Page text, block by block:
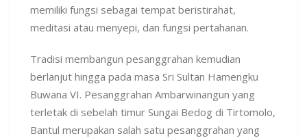
memiliki fungsi sebagai tempat beristirahat,
meditasi atau menyepi, dan fungsi pertahanan.
Tradisi membangun pesanggrahan kemudian
berlanjut hingga pada masa Sri Sultan Hamengku
Buwana VI. Pesanggrahan Ambarwinangun yang
terletak di sebelah timur Sungai Bedog di Tirtomolo,
Bantul merupakan salah satu pesanggrahan yang